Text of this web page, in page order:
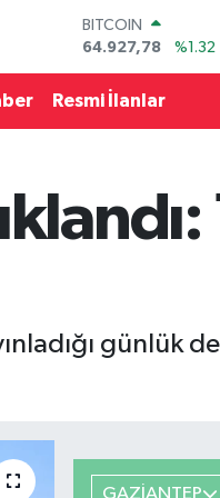
DOLAR
47,5894
%0.08
EURO
55,0398
BİST100
13.703
%11
Resmi İlanlar
günlük
GAZİANTEP